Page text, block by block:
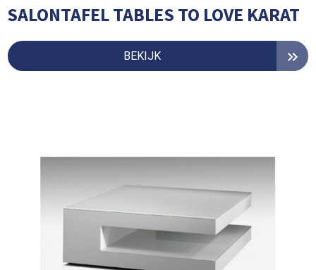
SALONTAFEL TABLES TO LOVE KARAT
BEKIJK